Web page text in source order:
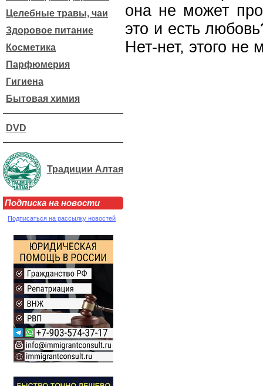
Целебные травы, чаи
Здоровое питание
Косметика
Парфюмерия
Гигиена
Бытовая химия
DVD
Традиции Алтая
Подписка на новости
Подписаться на рассылку новостей
она не может
это и есть
Нет-нет, этого